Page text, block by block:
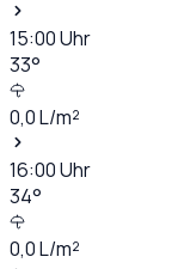
15:00Uhr
33°
0,0L/m²
16:00Uhr
34°
0,0L/m²